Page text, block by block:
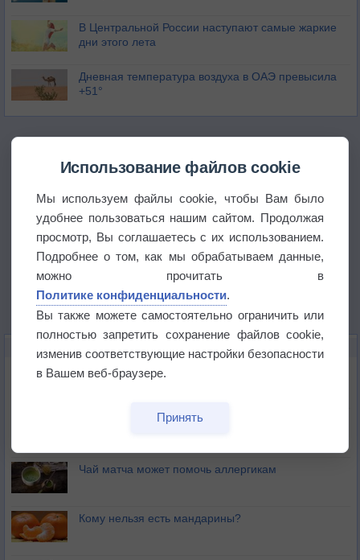
В Центральной России наступают самые жаркие
дни этого лета
Дневная температура воздуха в ОАЭ превысила
+51°
Почему северный загар цветом отличается от
Букет сирени вреден для здоровья
Чай матча может помочь аллергикам
Кому нельзя есть мандарины?
Использование файлов cookie
Мы используем файлы cookie, чтобы Вам было
удобнее пользоваться нашим сайтом. Продолжая
просмотр, Вы соглашаетесь с их использованием.
Подробнее о том, как мы обрабатываем данные,
можно прочитать в
Политике конфиденциальности.
Вы также можете самостоятельно ограничить или
полностью запретить сохранение файлов cookie,
изменив соответствующие настройки безопасности
в Вашем веб-браузере.
Принять